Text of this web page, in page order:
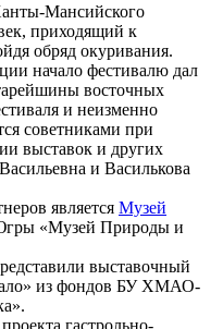
Мансийского
приходящий к
обряд окуривания.
начало фестивалю дал
восточных
и неизменно
советниками при
выставок и других
и Василькова
является Музей
«Музей Природы и
выставочный
из фондов БУ ХМАО-
гастрольно-